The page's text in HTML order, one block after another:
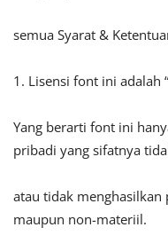
semua Syarat &
1. Lisensi font ini adalah
Yang berarti font ini
pribadi yang sifatnya
atau tidak
maupun non-materiil.